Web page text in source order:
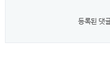
등록된 댓